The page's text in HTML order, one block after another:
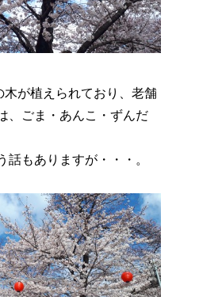
木が植えられており、老舗
、ごま・あんこ・ずんだ
話もありますが・・・。